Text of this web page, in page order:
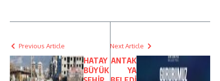
Previous Article
HATAY
BÜYÜK
Next Article
ANTAK
YA